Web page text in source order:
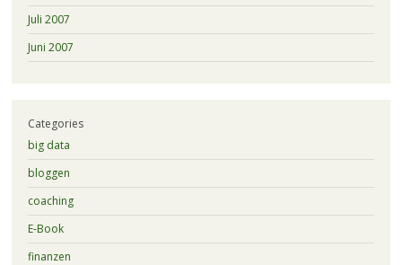
Juli 2007
Juni 2007
Categories
big data
bloggen
coaching
E-Book
finanzen